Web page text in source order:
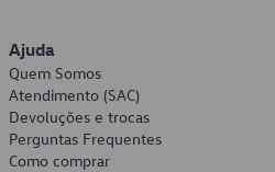
Ajuda
Quem Somos
Atendimento (SAC)
Devoluções e trocas
Perguntas Frequentes
Como comprar